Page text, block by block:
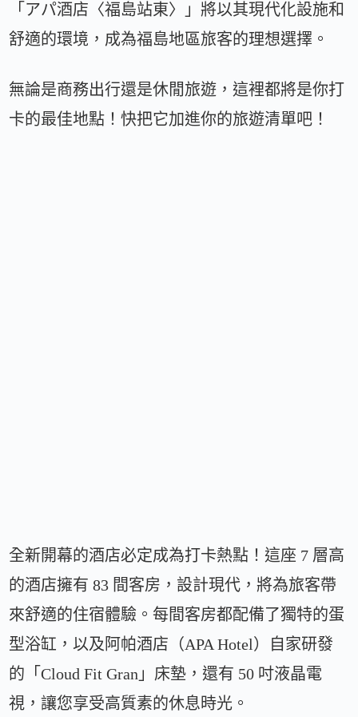
「アパ酒店〈福島站東〉」將以其現代化設施和
舒適的環境，成為福島地區旅客的理想選擇。
無論是商務出行還是休閒旅遊，這裡都將是你打
卡的最佳地點！快把它加進你的旅遊清單吧！
全新開幕的酒店必定成為打卡熱點！這座 7 層高
的酒店擁有 83 間客房，設計現代，將為旅客帶
來舒適的住宿體驗。每間客房都配備了獨特的蛋
型浴缸，以及阿帕酒店（APA Hotel）自家研發
的「Cloud Fit Gran」床墊，還有 50 吋液晶電
視，讓您享受高質素的休息時光。